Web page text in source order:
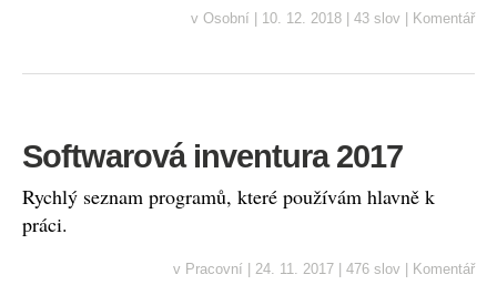
v Osobní 10. 12. 2018 43 slov Komentář
Softwarová inventura 2017
Rychlý seznam programů, které používám hlavně k
práci.
v Pracovní 24. 11. 2017 476 slov Komentář